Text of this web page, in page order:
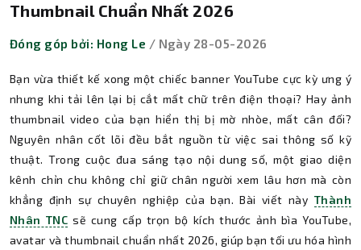
Thumbnail Chuẩn Nhất 2026
Đóng góp bởi: Hong Le / Ngày 28-05-2026
Bạn vừa thiết kế xong một chiếc banner YouTube cực kỳ ưng ý
nhưng khi tải lên lại bị cắt mất chữ trên điện thoại? Hay ảnh
thumbnail video của bạn hiển thị bị mờ nhòe, mất cân đối?
Nguyên nhân cốt lõi đều bắt nguồn từ việc sai thông số kỹ
thuật. Trong cuộc đua sáng tạo nội dung số, một giao diện
kênh chỉn chu không chỉ giữ chân người xem lâu hơn mà còn
khẳng định sự chuyên nghiệp của bạn. Bài viết này Thành
Nhân TNC sẽ cung cấp trọn bộ kích thước ảnh bìa YouTube,
avatar và thumbnail chuẩn nhất 2026, giúp bạn tối ưu hóa hình